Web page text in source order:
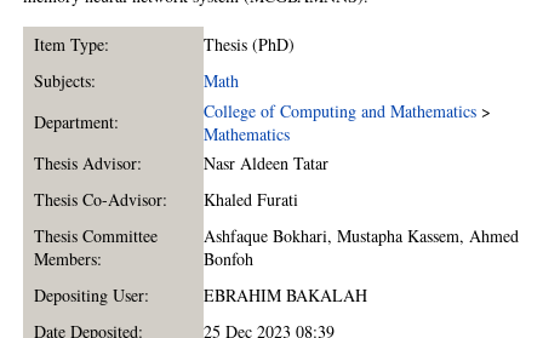
Item Type:
Thesis (PhD)
Subjects:
Math
Department:
College of Computing and Mathematics >
Mathematics
Thesis Advisor:
Nasr Aldeen Tatar
Thesis Co-Advisor:
Khaled Furati
Thesis Committee
Members:
Ashfaque Bokhari,Mustapha Kassem,Ahmed
Bonfoh
Depositing User:
EBRAHIM BAKALAH
Date Deposited:
25 Dec 2023 08:39